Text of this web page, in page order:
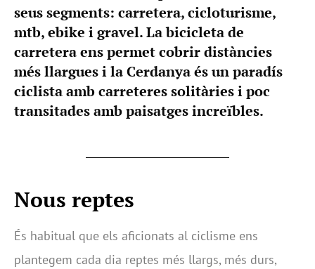
seus segments: carretera, cicloturisme,
mtb, ebike i gravel. La bicicleta de
carretera ens permet cobrir distàncies
més llargues i la Cerdanya és un paradís
ciclista amb carreteres solitàries i poc
transitades amb paisatges increïbles.
Nous reptes
És habitual que els aficionats al ciclisme ens
plantegem cada dia reptes més llargs, més durs,